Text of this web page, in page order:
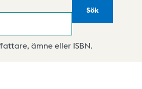
Sök
ämne eller ISBN.